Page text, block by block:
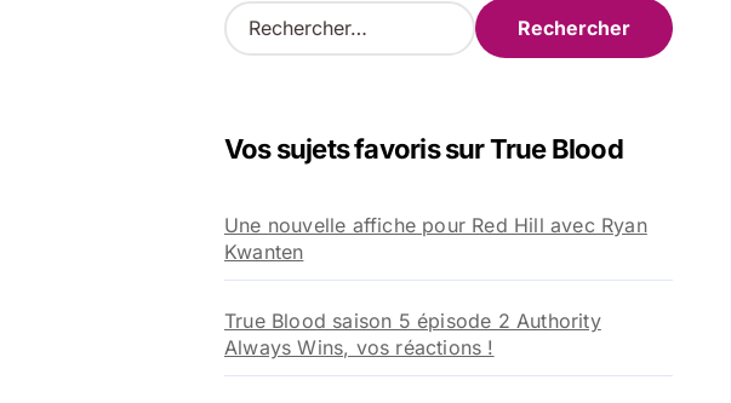
R
e
r
e
r
Vos sujets favoris sur True Blood
Une nouvelle affiche pour Red Hill avec Ryan
Kwanten
True Blood saison 5 épisode 2 Authority
Always Wins, vos réactions !